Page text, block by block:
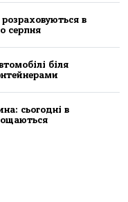
в
серпня
біля
сьогодні в